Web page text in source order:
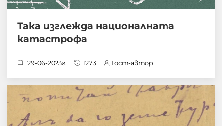
Така изглежда националната
катастрофа
29-06-2023г. 1273 Гост-автор